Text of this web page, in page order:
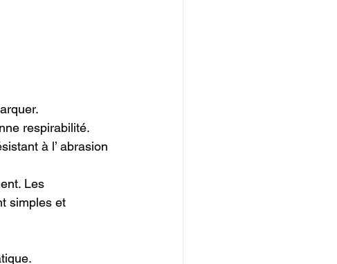
respirabilité.
à l’ abrasion
Les
simples et